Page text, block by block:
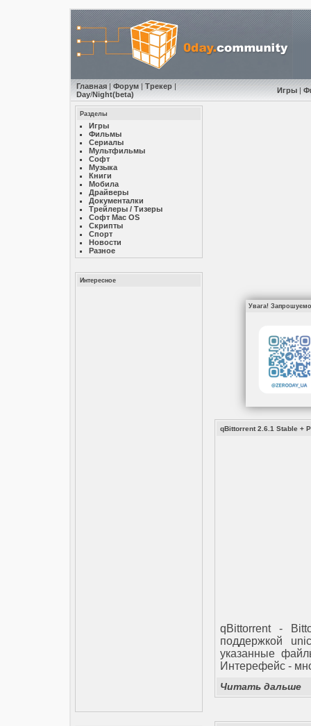
Главная| Форум| Трекер|
Day/Night(beta) Игры|
Разделы
Игры
Фильмы
Сериалы
Мультфильмы
Софт
Музыкa
Книги
Мобила
Драйверы
Документалки
Трейлеры / Тизеры
Софт Mac OS
Скрипты
Спорт
Новости
Разное
Интересное
Увага! Запрошуємо
qBittorrent 2.6.1 Stable +
qBittorrent -
поддержкой
указанные
Интерефейс -
Читать дальше